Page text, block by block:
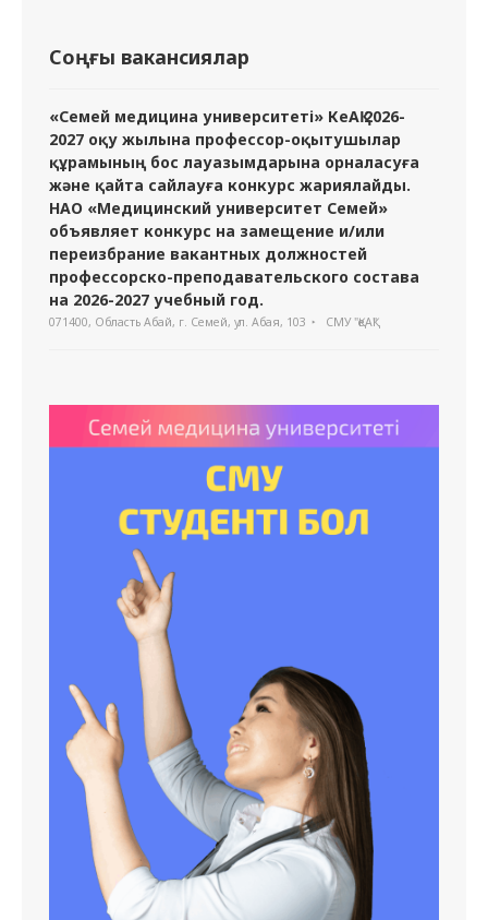
Соңғы вакансиялар
«Семей медицина университеті» КеАҚ 2026-
2027 оқу жылына профессор-оқытушылар
құрамының бос лауазымдарына орналасуға
және қайта сайлауға конкурс жариялайды.
НАО «Медицинский университет Семей»
объявляет конкурс на замещение и/или
переизбрание вакантных должностей
профессорско-преподавательского состава
на 2026-2027 учебный год.
071400, Область Абай, г. Семей, ул. Абая, 103 СМУ "ҚеАҚ"